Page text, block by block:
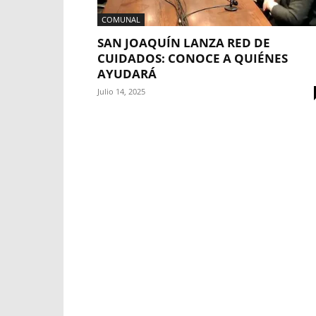
COMUNAL
SAN JOAQUÍN LANZA RED DE
CUIDADOS: CONOCE A QUIÉNES
AYUDARÁ
Julio 14, 2025